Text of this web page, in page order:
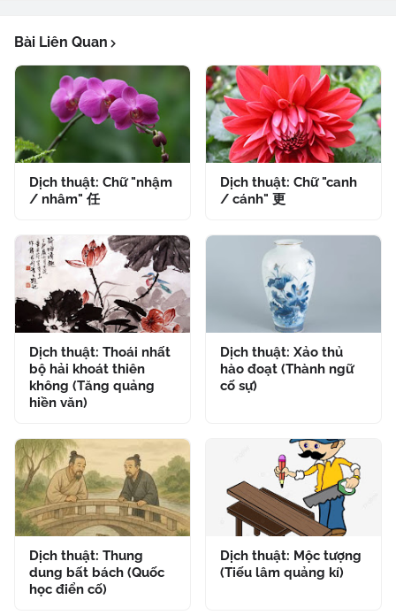
Bài Liên Quan
Dịch thuật: Chữ "nhậm
/ nhâm" 任
Dịch thuật: Chữ "canh
/ cánh" 更
Dịch thuật: Thoái nhất
bộ hải khoát thiên
không (Tăng quảng
hiền văn)
Dịch thuật: Xảo thủ
hào đoạt (Thành ngữ
cố sự)
Dịch thuật: Thung
dung bất bách (Quốc
học điển cố)
Dịch thuật: Mộc tượng
(Tiếu lâm quảng kí)